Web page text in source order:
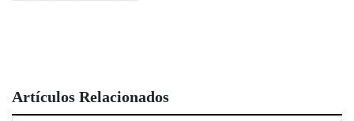
Artículos Relacionados